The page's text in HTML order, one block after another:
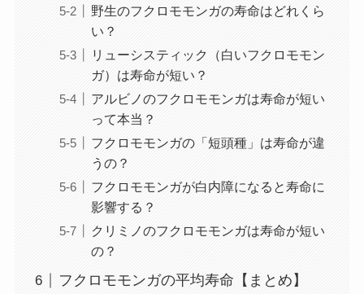
野生のフクロモモンガの寿命はどれくら
い？
リューシスティック（白いフクロモモン
ガ）は寿命が短い？
アルビノのフクロモモンガは寿命が短い
って本当？
フクロモモンガの「短頭種」は寿命が違
うの？
フクロモモンガが白内障になると寿命に
影響する？
クリミノのフクロモモンガは寿命が短い
の？
フクロモモンガの平均寿命【まとめ】